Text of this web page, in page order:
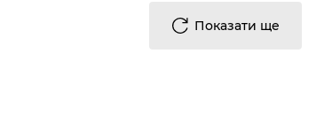
Показати ще